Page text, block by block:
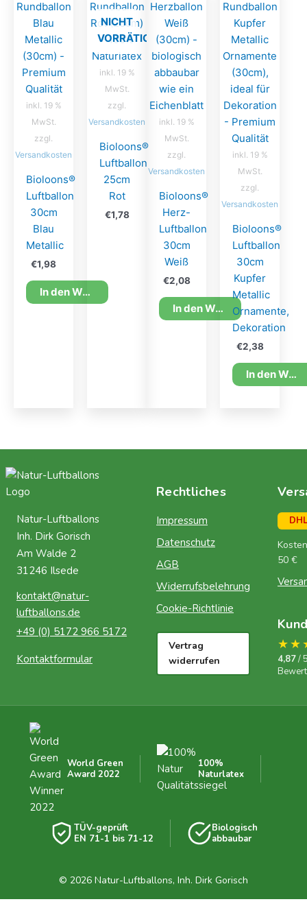
inkl. 19 %
MwSt.
zzgl.
Versandkosten
Bioloons®
Luftballon
30cm
Blau
Metallic
€1,98
In den Warenkorb
NICHT
VORRÄTIG
inkl. 19 %
MwSt.
zzgl.
Versandkosten
Bioloons®
Luftballon
25cm
Rot
€1,78
inkl. 19 %
MwSt.
zzgl.
Versandkosten
Bioloons®
Herz-
Luftballon
30cm
Weiß
€2,08
In den Warenkorb
inkl. 19 %
MwSt.
zzgl.
Versandkosten
Bioloons®
Luftballon
30cm
Kupfer
Metallic
Ornamente,
Dekoration
€2,38
In den Warenkorb
Natur-Luftballons
Inh. Dirk Gorisch
Am Walde 2
31246 Ilsede
kontakt@natur-
luftballons.de
+49 (0) 5172 966 5172
Kontaktformular
Rechtliches
Impressum
Datenschutz
AGB
Widerrufsbelehrung
Cookie-Richtlinie
Vertrag
widerrufen
DHL
50 €
4,87/
World Green
Award 2022
100%
Naturlatex
TÜV-geprüft
EN 71-1 bis 71-12
Biologisch
abbaubar
© 2026 Natur-Luftballons, Inh. Dirk Gorisch